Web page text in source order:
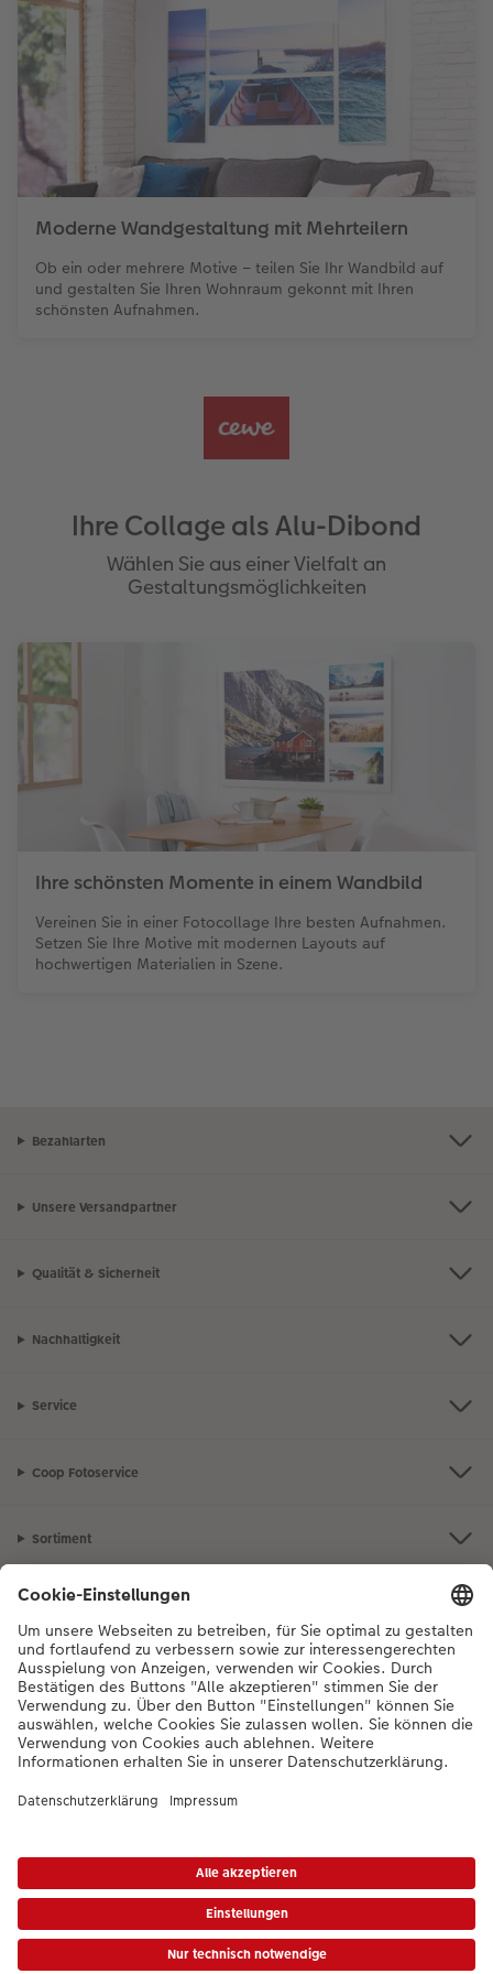
Moderne Wandgestaltung mit Mehrteilern
Ob ein oder mehrere Motive – teilen Sie Ihr Wandbild auf
und gestalten Sie Ihren Wohnraum gekonnt mit Ihren
schönsten Aufnahmen.
Ihre Collage als Alu-Dibond
Wählen Sie aus einer Vielfalt an
Gestaltungsmöglichkeiten
Ihre schönsten Momente in einem Wandbild
Vereinen Sie in einer Fotocollage Ihre besten Aufnahmen.
Setzen Sie Ihre Motive mit modernen Layouts auf
hochwertigen Materialien in Szene.
Bezahlarten
Unsere Versandpartner
Qualität & Sicherheit
Nachhaltigkeit
Service
Coop Fotoservice
Sortiment
Inspiration
Bei Fragen zu Produkten oder der Bestellung können Sie uns gerne von
Montag bis Samstag von 8:00 – 20:00 Uhr und Sonntag von 10:00 –
20:00 Uhr (gesetzliche Feiertage ausgenommen) unter der
Telefonnummer044 499 10 36kontaktieren.
DE |FR|IT
*Die Preise gelten inkl. MWST zzgl. Versandkosten gem.
Das abgebildete
Produkt hat ggfs. einen höheren Preis.
Datenschutz|Impressum